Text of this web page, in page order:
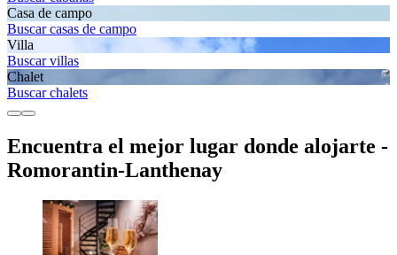
Casa de campo
Buscar casas de campo
Villa
Buscar villas
Chalet
Buscar chalets
Encuentra el mejor lugar donde alojarte -
Romorantin-Lanthenay